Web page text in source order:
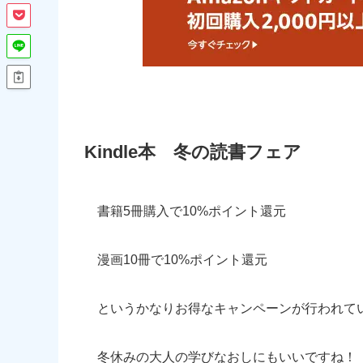
Kindle本 冬の読書フェア
書籍5冊購入で10%ポイント還元
漫画10冊で10%ポイント還元
というかなりお得なキャンペーンが行われて
冬休みの大人の学びなおしにもいいですね！